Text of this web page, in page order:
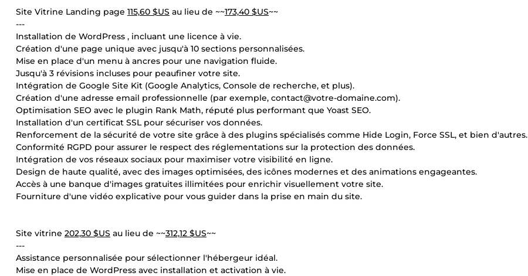
Site Vitrine Landing page 115,60 $US au lieu de ~~173,40 $US~~
---
Installation de WordPress , incluant une licence à vie.
Création d'une page unique avec jusqu'à 10 sections personnalisées.
Mise en place d'un menu à ancres pour une navigation fluide.
Jusqu'à 3 révisions incluses pour peaufiner votre site.
Intégration de Google Site Kit (Google Analytics, Console de recherche, et plus).
Création d'une adresse email professionnelle (par exemple, contact@votre-domaine.com).
Optimisation SEO avec le plugin Rank Math, réputé plus performant que Yoast SEO.
Installation d'un certificat SSL pour sécuriser vos données.
Renforcement de la sécurité de votre site grâce à des plugins spécialisés comme Hide Login, Force SSL, et bien d'autres.
Conformité RGPD pour assurer le respect des réglementations sur la protection des données.
Intégration de vos réseaux sociaux pour maximiser votre visibilité en ligne.
Design de haute qualité, avec des images optimisées, des icônes modernes et des animations engageantes.
Accès à une banque d'images gratuites illimitées pour enrichir visuellement votre site.
Fourniture d'une vidéo explicative pour vous guider dans la prise en main du site.
Site vitrine 202,30 $US au lieu de ~~312,12 $US~~
---
Assistance personnalisée pour sélectionner l'hébergeur idéal.
Mise en place de WordPress avec installation et activation à vie.